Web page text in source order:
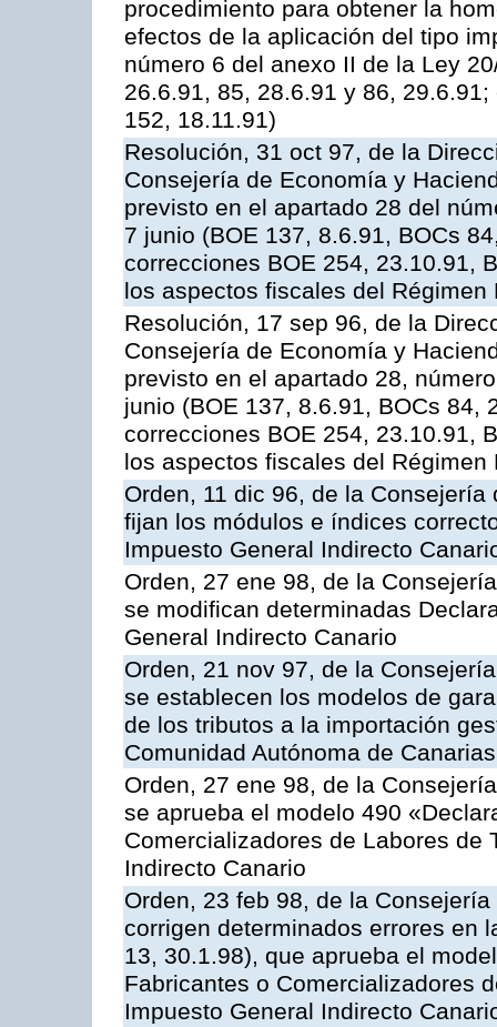
procedimiento para obtener la
efectos de la aplicación del tipo
número 6 del anexo II de la Ley
26.6.91, 85, 28.6.91 y 86,
152, 18.11.91)
Resolución, 31 oct 97, de la
Consejería de Economía y
previsto en el apartado 28 del
7 junio (BOE 137, 8.6.91, BOCs
correcciones BOE 254, 23.10.91,
los aspectos fiscales del
Resolución, 17 sep 96, de la
Consejería de Economía y
previsto en el apartado 28,
junio (BOE 137, 8.6.91, BOCs 84,
correcciones BOE 254, 23.10.91,
los aspectos fiscales del
Orden, 11 dic 96, de la
fijan los módulos e índices
Impuesto General Indirecto
Orden, 27 ene 98, de la
se modifican determinadas
General Indirecto Canario
Orden, 21 nov 97, de la
se establecen los modelos de
de los tributos a la importación
Comunidad Autónoma de Canarias
Orden, 27 ene 98, de la
se aprueba el modelo 490
Comercializadores de Labores de
Indirecto Canario
Orden, 23 feb 98, de la
corrigen determinados errores en
13, 30.1.98), que aprueba el
Fabricantes o Comercializadores
Impuesto General Indirecto